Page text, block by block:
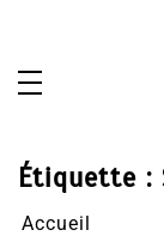
Étiquette :
Accueil